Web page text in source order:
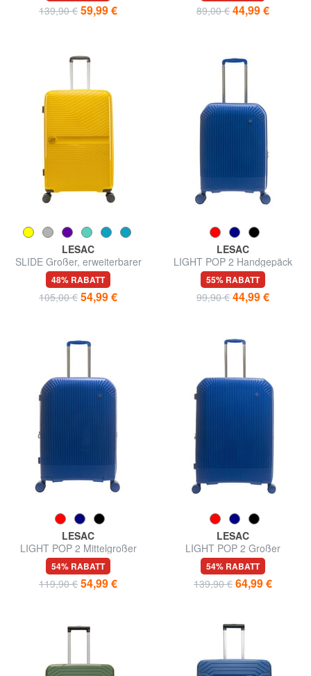
139,90 € 59,99 € 89,00 € 44,99 €
LESAC
SLIDE Großer, erweiterbarer
Trolley
48% RABATT
105,00 € 54,99 €
LESAC
LIGHT POP 2 Handgepäck
Trolley
55% RABATT
99,90 € 44,99 €
LESAC
LIGHT POP 2 Mittelgroßer
erweiterbarer Trolley
54% RABATT
119,90 € 54,99 €
LESAC
LIGHT POP 2 Großer
erweiterbarer Trolley
54% RABATT
139,90 € 64,99 €